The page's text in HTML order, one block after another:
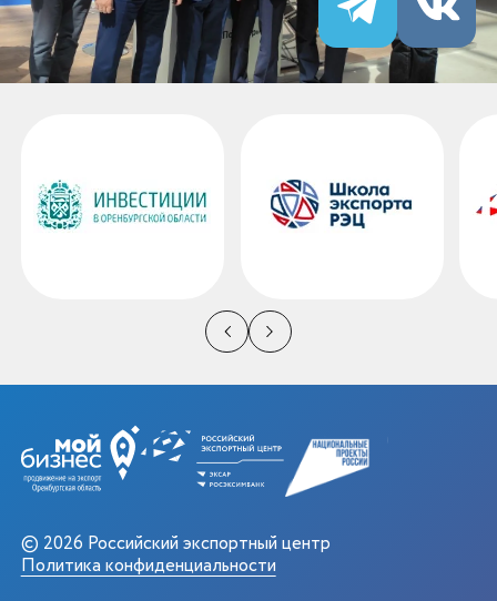
© 2026 Российский экспортный центр
Политика конфиденциальности